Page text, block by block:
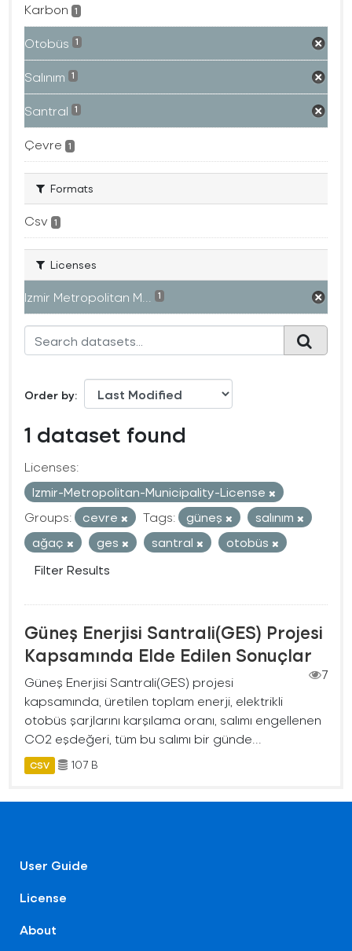
Karbon 1
Otobüs 1
Salınım 1
Santral 1
Çevre 1
Formats
Csv 1
Licenses
Izmir Metropolitan M... 1
Order by
1 dataset found
Licenses:
Izmir-Metropolitan-Municipality-License
Groups:
cevre Tags: güneş
salınım
ağaç
ges santral
otobüs
Filter Results
Güneş Enerjisi Santrali(GES) Projesi
Kapsamında Elde Edilen Sonuçlar
7
Güneş Enerjisi Santrali(GES) projesi
kapsamında, üretilen toplam enerji, elektrikli
otobüs şarjlarını karşılama oranı, salımı engellenen
CO2 eşdeğeri, tüm bu salımı bir günde...
CSV 107 B
User Guide
License
About